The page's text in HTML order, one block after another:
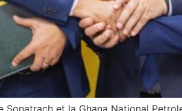
et la Ghana National